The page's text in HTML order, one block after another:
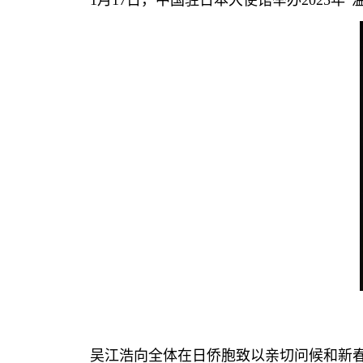
吴江浩向全体在日侨胞致以亲切问候和新